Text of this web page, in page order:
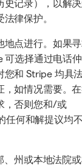
史记录），以解
律保护。
地点进行。如果
可选择通过电话仲
您和 Stripe 均具
，如情况需要。
，否则您和/或
任何和解提议均
、州或本地法院